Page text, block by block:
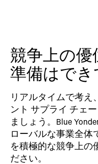
競争上の優
準備はで
リアルタイムで考え
ント サプライ チェ
ましょう。Blue
ローバルな事業全体
を積極的な競争上の
ださい。